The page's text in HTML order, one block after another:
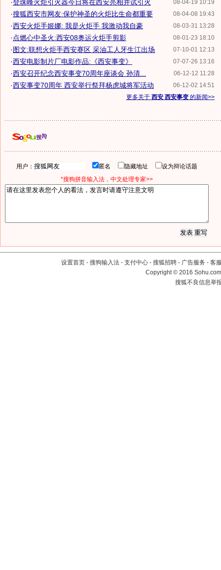
08-04-19 10:19
·登珠峰火炬引火器今日将在西安亮相并试引火
08-04-08 19:43
·搜狐西安市网友:保护神圣的火炬比生命都重要
08-03-31 13:28
·西安火炬手姬娜: 我是火炬手 我激动我自豪
08-01-23 18:10
· 点燃心中圣火:西安08奥运火炬手剪影
07-10-01 12:13
·图文:联想火炬手西安赛区 采油工人牙生江出场
07-07-26 13:16
·西安电影制片厂电影作品:《西安事变》
06-12-12 11:28
·西安召开纪念西安事变70周年座谈会 孙清...
06-12-02 14:51
·西安事变70周年 西安举行祭拜杨虎城将军活动
更多关于 西安 西安事变 的新闻>>
用户： 匿名 隐藏地址
设为辩论话题
*搜狗拼音输入法，中文处理专家>>
设置首页 - 搜狗输入法 - 支付中心 - 搜狐招聘 - 广告服务 - 客
Copyright©2016
搜狐不良信息举